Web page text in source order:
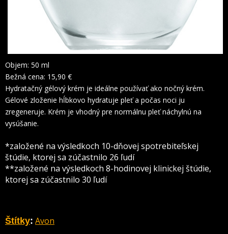
Objem: 50 ml
Bežná cena: 15,90 €
Hydratačný gélový krém je ideálne používať ako nočný krém.
Gélové zloženie hĺbkovo hydratuje pleť a počas noci ju
zregeneruje. Krém je vhodný pre normálnu pleť náchylnú na
vysúšanie.
*založené na výsledkoch 10-dňovej spotrebiteľskej
štúdie, ktorej sa zúčastnilo 26 ľudí
**založené na výsledkoch 8-hodinovej klinickej štúdie,
ktorej sa zúčastnilo 30 ľudí
Štítky: Avon